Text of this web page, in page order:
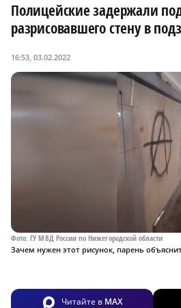
Полицейские задержали
разрисовавшего стену в
16:53, 03.02.2022
Фото: ГУ МВД России по Нижегородской области
Зачем нужен этот рисунок, парень
Читайте в MAX